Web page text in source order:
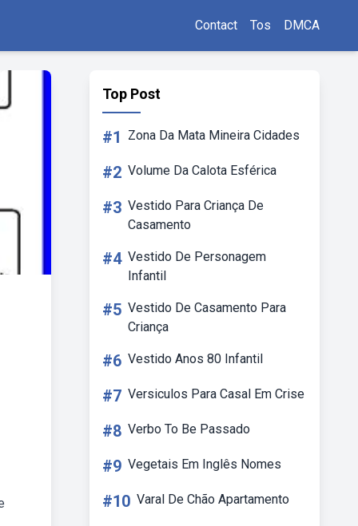
Contact Tos DMCA
Top Post
#1 Zona Da Mata Mineira Cidades
#2 Volume Da Calota Esférica
#3 Vestido Para Criança De
Casamento
#4 Vestido De Personagem
Infantil
#5 Vestido De Casamento Para
Criança
#6 Vestido Anos 80 Infantil
#7 Versiculos Para Casal Em Crise
#8 Verbo To Be Passado
#9 Vegetais Em Inglês Nomes
#10 Varal De Chão Apartamento